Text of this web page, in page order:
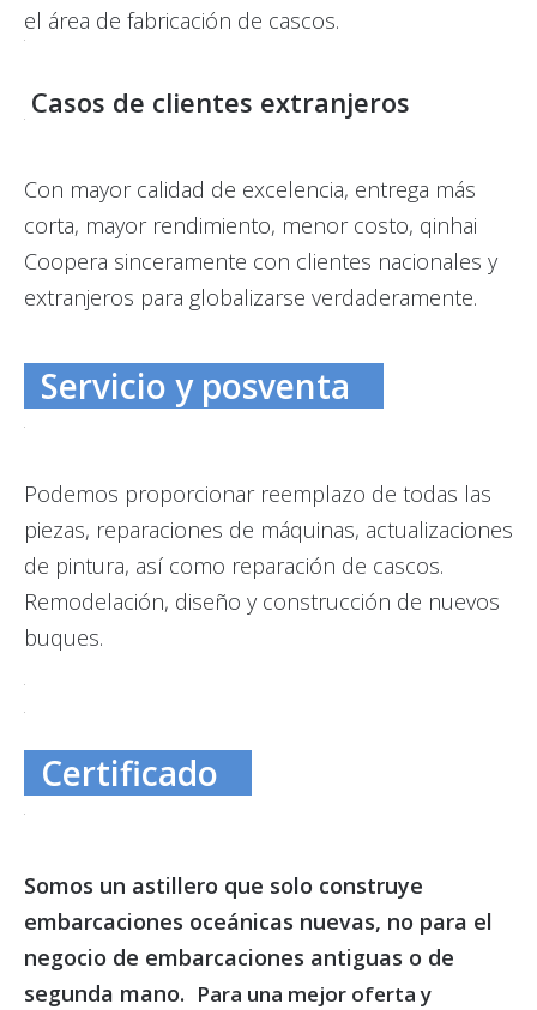
el área de fabricación de cascos.
Casos de clientes extranjeros
Con mayor calidad de excelencia, entrega más
corta, mayor rendimiento, menor costo, qinhai
Coopera sinceramente con clientes nacionales y
extranjeros para globalizarse verdaderamente.
Servicio y posventa
Podemos proporcionar reemplazo de todas las
piezas, reparaciones de máquinas, actualizaciones
de pintura, así como reparación de cascos.
Remodelación, diseño y construcción de nuevos
buques.
Certificado
Somos un astillero que solo construye
embarcaciones oceánicas nuevas, no para el
negocio de embarcaciones antiguas o de
segunda mano. Para una mejor oferta y